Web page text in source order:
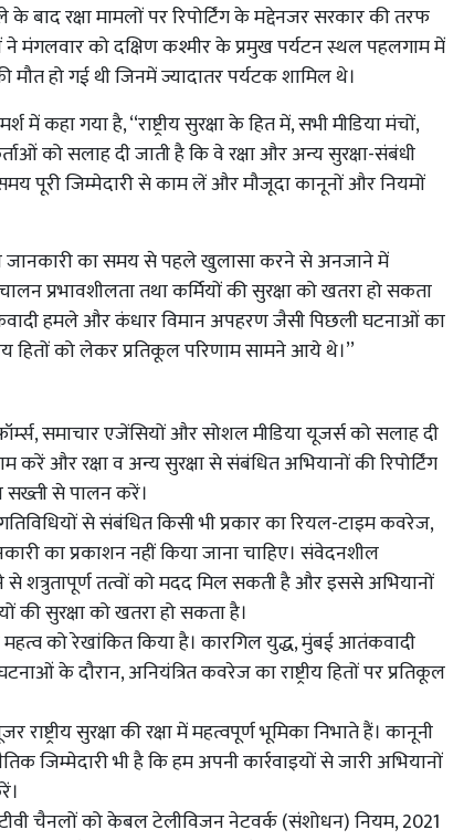
रक्षा मामलों पर रिपोर्टिंग के मद्देनजर सरकार की तरफ
ने मंगलवार को दक्षिण कश्मीर के प्रमुख पर्यटन स्थल पहलगाम में
मौत हो गई थी जिनमें ज्यादातर पर्यटक शामिल थे।
कहा गया है, ‘‘राष्ट्रीय सुरक्षा के हित में, सभी मीडिया मंचों,
को सलाह दी जाती है कि वे रक्षा और अन्य सुरक्षा-संबंधी
पूरी जिम्मेदारी से काम लें और मौजूदा कानूनों और नियमों
जानकारी का समय से पहले खुलासा करने से अनजाने में
प्रभावशीलता तथा कर्मियों की सुरक्षा को खतरा हो सकता
हमले और कंधार विमान अपहरण जैसी पिछली घटनाओं का
हितों को लेकर प्रतिकूल परिणाम सामने आये थे।’’
समाचार एजेंसियों और सोशल मीडिया यूजर्स को सलाह दी
करें और रक्षा व अन्य सुरक्षा से संबंधित अभियानों की रिपोर्टिंग
से पालन करें।
से संबंधित किसी भी प्रकार का रियल-टाइम कवरेज,
का प्रकाशन नहीं किया जाना चाहिए। संवेदनशील
तत्वों को मदद मिल सकती है और इससे अभियानों
की सुरक्षा को खतरा हो सकता है।
महत्व को रेखांकित किया है। कारगिल युद्ध, मुंबई आतंकवादी
के दौरान, अनियंत्रित कवरेज का राष्ट्रीय हितों पर प्रतिकूल
सुरक्षा की रक्षा में महत्वपूर्ण भूमिका निभाते हैं। कानूनी
जिम्मेदारी भी है कि हम अपनी कार्रवाइयों से जारी अभियानों
चैनलों को केबल टेलीविजन नेटवर्क (संशोधन) नियम, 2021